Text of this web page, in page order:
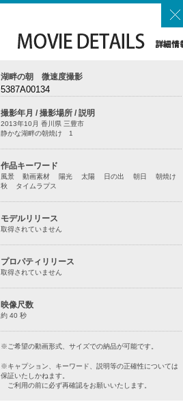
湖畔の朝 微速度撮影
5387A00134
撮影年月 / 撮影場所 / 説明
2013年10月 香川県 三豊市
静かな湖畔の朝焼け 1
作品キーワード
風景 動画素材 陽光 太陽 日の出 朝日 朝焼け
秋 タイムラプス
モデルリリース
取得されていません
プロパティリリース
取得されていません
映像尺数
約 40 秒
※ご希望の動画形式、サイズでの納品が可能です。
※キャプション、キーワード、説明等の正確性については
保証いたしかねます。
ご利用の前に必ず再確認をお願いいたします。